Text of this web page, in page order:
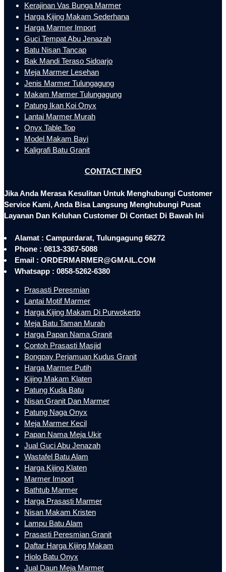
Kerajinan Vas Bunga Marmer
Harga Kijing Makam Sederhana
Harga Marmer Import
Guci Tempat Abu Jenazah
Batu Nisan Tancap
Bak Mandi Teraso Sidoarjo
Meja Marmer Lesehan
Jenis Marmer Tulungagung
Makam Marmer Tulungagung
Patung Ikan Koi Onyx
Lantai Marmer Murah
Onyx Table Top
Model Makam Bayi
Kaligrafi Batu Granit
CONTACT INFO
Jika Anda Merasa Kesulitan Untuk Menghubungi Customer
Service Kami, Anda Bisa Langsung Menghubungi Pusat
Layanan Dan Keluhan Customer Di Contact Di Bawah Ini
Alamat : Campurdarat, Tulungagung 66272
Phone : 0813-3367-5088
Email : ORDERMARMER@GMAIL.COM
Whatsapp : 0858-5262-6380
Prasasti Peresmian
Lantai Motif Marmer
Harga Kijing Makam Di Purwokerto
Meja Batu Taman Murah
Harga Papan Nama Granit
Contoh Prasasti Masjid
Bongpay Perjamuan Kudus Granit
Harga Marmer Putih
Kijing Makam Klaten
Patung Kuda Batu
Nisan Granit Dan Marmer
Patung Naga Onyx
Meja Marmer Kecil
Papan Nama Meja Ukir
Jual Guci Abu Jenazah
Wastafel Batu Alam
Harga Kijing Klaten
Marmer Import
Bathtub Marmer
Harga Prasasti Marmer
Nisan Makam Kristen
Lampu Batu Alam
Prasasti Peresmian Granit
Daftar Harga Kijing Makam
Hiolo Batu Onyx
Jual Daun Meja Marmer